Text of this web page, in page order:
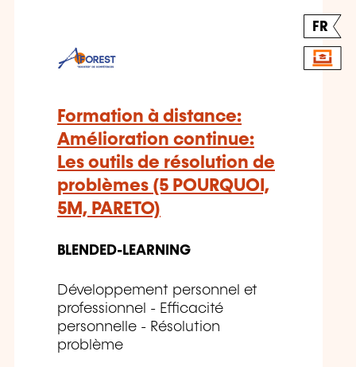
FR
Formation à distance:
Amélioration continue:
Les outils de résolution de
problèmes (5 POURQUOI,
5M, PARETO)
BLENDED-LEARNING
Développement personnel et
professionnel - Efficacité
personnelle - Résolution
problème